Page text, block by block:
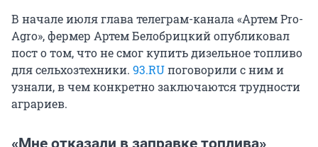
В начале июля глава телеграм-канала «Артем Pro-
Agro», фермер Артем Белобрицкий опубликовал
пост о том, что не смог купить дизельное топливо
для сельхозтехники. 93.RUпоговорили с ним и
узнали, в чем конкретно заключаются трудности
аграриев.